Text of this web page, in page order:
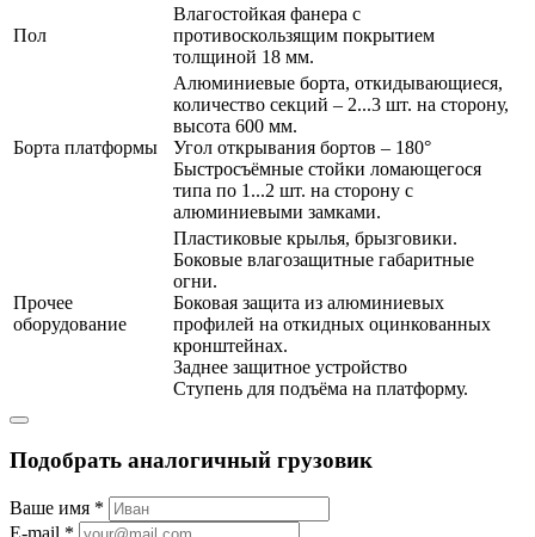
Пол
Влагостойкая фанера с
противоскользящим покрытием
толщиной 18 мм.
Борта платформы
Алюминиевые борта, откидывающиеся,
количество секций – 2...3 шт. на сторону,
высота 600 мм.
Угол открывания бортов – 180°
Быстросъёмные стойки ломающегося
типа по 1...2 шт. на сторону с
алюминиевыми замками.
Прочее
оборудование
Пластиковые крылья, брызговики.
Боковые влагозащитные габаритные
огни.
Боковая защита из алюминиевых
профилей на откидных оцинкованных
кронштейнах.
Заднее защитное устройство
Ступень для подъёма на платформу.
Подобрать аналогичный грузовик
Ваше имя *
E-mail *